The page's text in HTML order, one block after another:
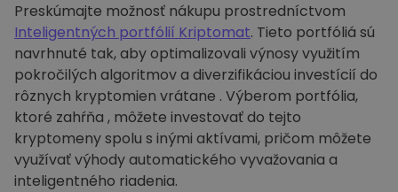
Preskúmajte možnosť nákupu prostredníctvom
Inteligentných portfólií Kriptomat. Tieto portfóliá sú
navrhnuté tak, aby optimalizovali výnosy využitím
pokročilých algoritmov a diverzifikáciou investícií do
rôznych kryptomien vrátane . Výberom portfólia,
ktoré zahŕňa , môžete investovať do tejto
kryptomeny spolu s inými aktívami, pričom môžete
využívať výhody automatického vyvažovania a
inteligentného riadenia.